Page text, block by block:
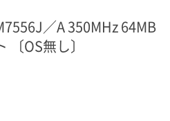
／A 350MHz 64MB
OS無し〕